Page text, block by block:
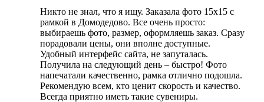
Никто не знал, что я ищу. Заказала фото 15х15 с
рамкой в Домодедово. Все очень просто:
выбираешь фото, размер, оформляешь заказ. Сразу
порадовали цены, они вполне доступные.
Удобный интерфейс сайта, не запуталась.
Получила на следующий день – быстро! Фото
напечатали качественно, рамка отлично подошла.
Рекомендую всем, кто ценит скорость и качество.
Всегда приятно иметь такие сувениры.